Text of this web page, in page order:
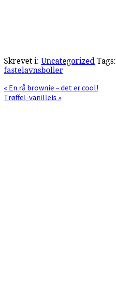
Skrevet i: Uncategorized Tags:
fastelavnsboller
Previous
Post:
« En rå brownie – det er cool!
Next
Trøffel-vanilleis »